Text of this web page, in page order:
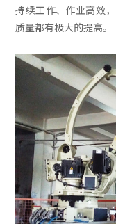
持续工作、作业高效
质量都有极大的提高。